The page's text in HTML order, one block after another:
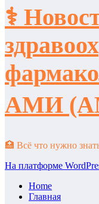
⚕️
АМИ
🏥 Всё что нужно
На платформе
Home
Главная